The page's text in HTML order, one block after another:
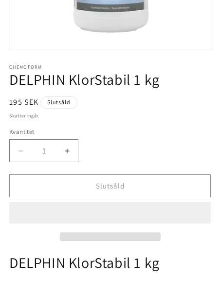
1
i
modalfönster
CHEMOFORM
DELPHIN KlorStabil 1 kg
Ordinarie
pris
195 SEK Slutsåld
Skatter ingår.
Kvantitet
Minska
kvantitet
för
KlorStabil
Öka
kvantitet
för
DELPHIN
KlorStabil
Slutsåld
DELPHIN KlorStabil 1 kg